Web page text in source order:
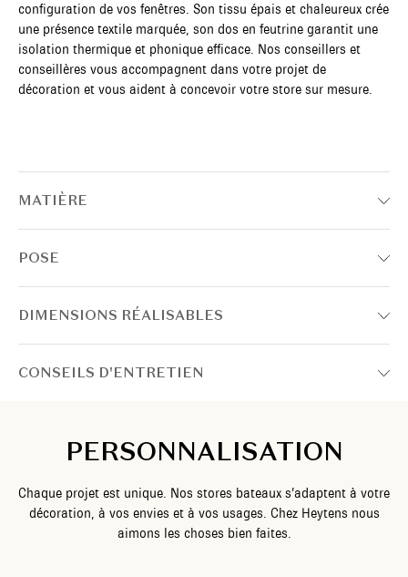
configuration de vos fenêtres. Son tissu épais et chaleureux crée
une présence textile marquée, son dos en feutrine garantit une
isolation thermique et phonique efficace. Nos conseillers et
conseillères vous accompagnent dans votre projet de
décoration et vous aident à concevoir votre store sur mesure.
MATIÈRE
POSE
DIMENSIONS RÉALISABLES
CONSEILS D'ENTRETIEN
PERSONNALISATION
Chaque projet est unique. Nos stores bateaux s’adaptent à votre
décoration, à vos envies et à vos usages. Chez Heytens nous
aimons les choses bien faites.